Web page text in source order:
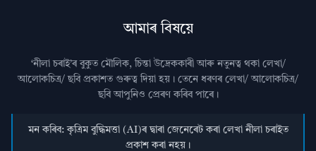
আমাৰ বিষয়ে
‘নীলা চৰাই’ৰ বুকুত মৌলিক, চিন্তা উদ্রেককাৰী আৰু নতুনত্ব থকা লেখা/
আলোকচিত্ৰ/ ছবি প্রকাশত গুৰুত্ব দিয়া হয়। তেনে ধৰণৰ লেখা/ আলোকচিত্ৰ/
ছবি আপুনিও প্রেৰণ কৰিব পাৰে।
মন কৰিব: কৃত্ৰিম বুদ্ধিমত্তা (AI)ৰ দ্বাৰা জেনেৰেট কৰা লেখা নীলা চৰাইত
প্ৰকাশ কৰা নহয়।